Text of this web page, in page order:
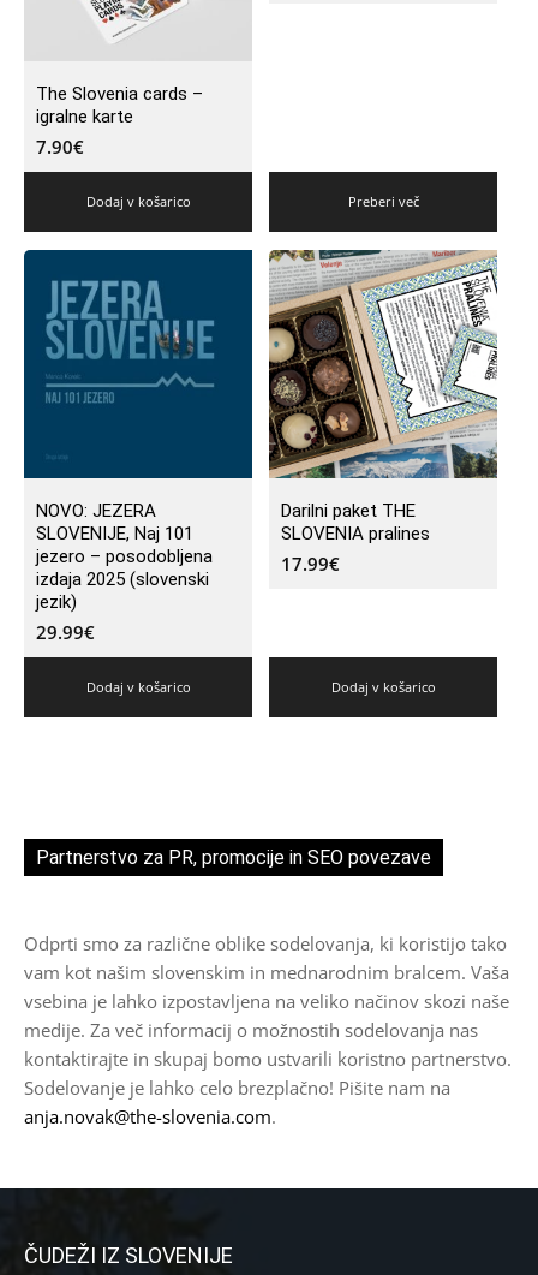
The Slovenia cards –
igralne karte
7.90€
Dodaj v košarico Preberi več
NOVO: JEZERA
SLOVENIJE, Naj 101
jezero – posodobljena
izdaja 2025 (slovenski
jezik)
29.99€
Dodaj v košarico
Darilni paket THE
SLOVENIA pralines
17.99€
Dodaj v košarico
Partnerstvo za PR, promocije in SEO povezave
Odprti smo za različne oblike sodelovanja, ki koristijo tako
vam kot našim slovenskim in mednarodnim bralcem. Vaša
vsebina je lahko izpostavljena na veliko načinov skozi naše
medije. Za več informacij o možnostih sodelovanja nas
kontaktirajte in skupaj bomo ustvarili koristno partnerstvo.
Sodelovanje je lahko celo brezplačno! Pišite nam na
anja.novak@the-slovenia.com.
ČUDEŽI IZ SLOVENIJE